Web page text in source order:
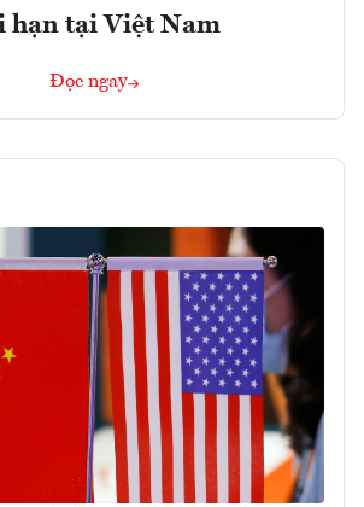
hạn tại Việt Nam
Đọc ngay